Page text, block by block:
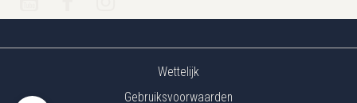
Wettelijk
Gebruiksvoorwaarden